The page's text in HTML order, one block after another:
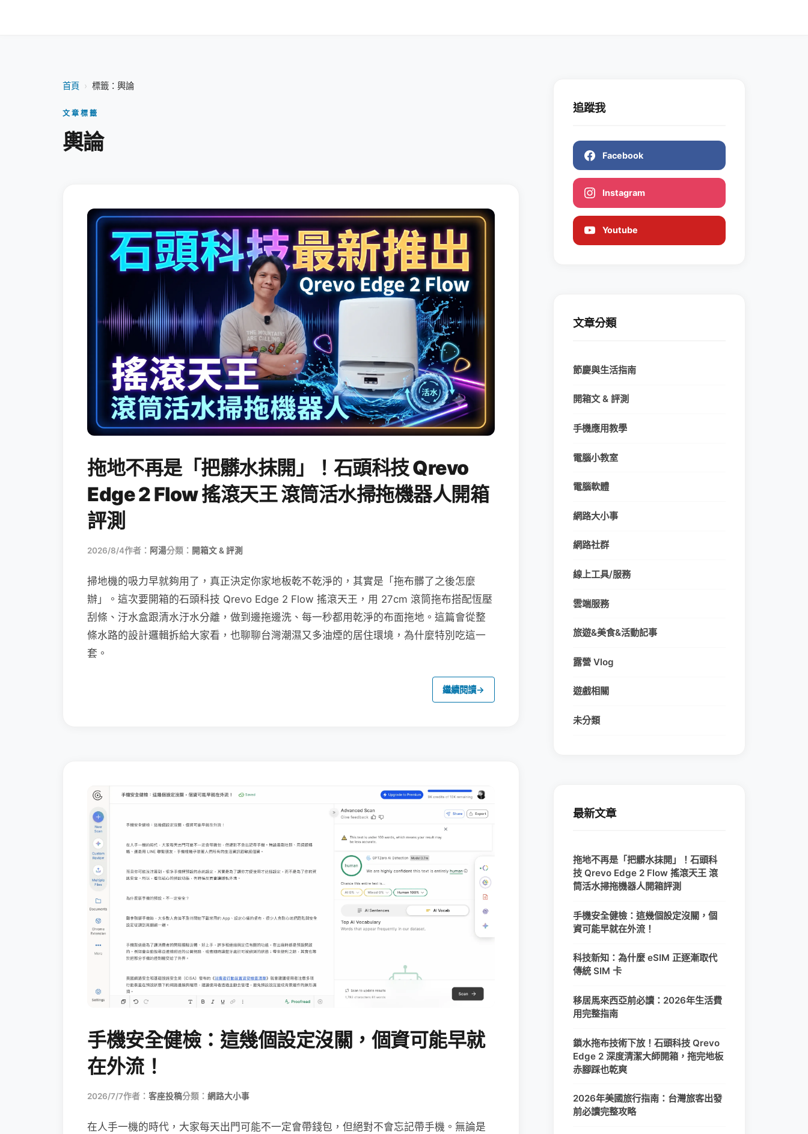
首頁 › 標籤：輿論
文章標籤
輿論
拖地不再是「把髒水抹開」！石頭科技 Qrevo
Edge 2 Flow 搖滾天王 滾筒活水掃拖機器人開箱
評測
2026/8/4作者： 阿湯分類： 開箱文 & 評測
掃地機的吸力早就夠用了，真正決定你家地板乾不乾淨的，其實是「拖布髒了之後怎麼
辦」。這次要開箱的石頭科技 Qrevo Edge 2 Flow 搖滾天王，用 27cm 滾筒拖布搭配恆壓
刮條、汙水盒跟清水汙水分離，做到邊拖邊洗、每一秒都用乾淨的布面拖地。這篇會從整
條水路的設計邏輯拆給大家看，也聊聊台灣潮濕又多油煙的居住環境，為什麼特別吃這一
套。
繼續閱讀→
手機安全健檢：這幾個設定沒關，個資可能早就
在外流！
2026/7/7作者： 客座投稿分類： 網路大小事
在人手一機的時代，大家每天出門可能不一定會帶錢包，但絕對不會忘記帶手機。無論是
追蹤我
Facebook
Instagram
Youtube
文章分類
節慶與生活指南
開箱文 & 評測
手機應用教學
電腦小教室
電腦軟體
網路大小事
網路社群
線上工具/服務
雲端服務
旅遊&美食&活動記事
露營 Vlog
遊戲相關
未分類
最新文章
拖地不再是「把髒水抹開」！石頭科
技 Qrevo Edge 2 Flow 搖滾天王 滾
筒活水掃拖機器人開箱評測
手機安全健檢：這幾個設定沒關，個
資可能早就在外流！
科技新知：為什麼 eSIM 正逐漸取代
傳統 SIM 卡
移居馬來西亞前必讀：2026年生活費
用完整指南
鎖水拖布技術下放！石頭科技 Qrevo
Edge 2 深度清潔大師開箱，拖完地板
赤腳踩也乾爽
2026年美國旅行指南：台灣旅客出發
前必讀完整攻略